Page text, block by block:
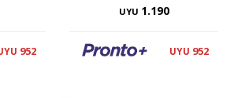
952
UYU 1.190
UYU 952